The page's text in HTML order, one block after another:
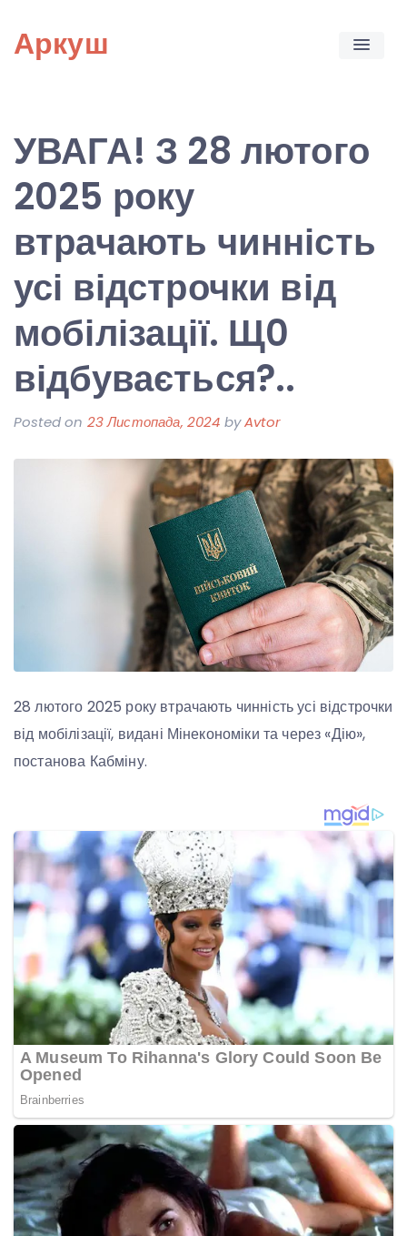
content
Аркуш
УВАГА! З 28 лютого
2025 року
втрачають чинність
усі відстрочки від
мобілізації. Щ0
відбувається?..
Posted on 23 Листопада, 2024 byAvtor
28 лютого 2025 року втрачають чинність усі відстрочки
від мобілізації, видані Мінекономіки та через «Дію»,
постанова Кабміну.